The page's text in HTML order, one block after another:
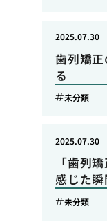
歯列矯
る
2025.07.30
未分類
「歯列
感じた
2025.07.30
未分類